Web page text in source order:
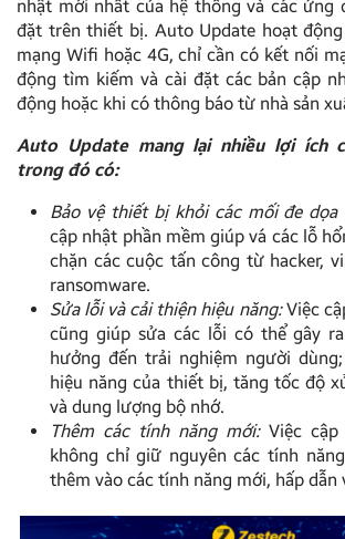
nhật mới nhất của hệ thống và các ứng
đặt trên thiết bị. Auto Update hoạt
mạng Wifi hoặc 4G, chỉ cần có kết nối
động tìm kiếm và cài đặt các bản cập
động hoặc khi có thông báo từ nhà sản
Auto Update mang lại nhiều lợi ích
trong đó có:
Bảo vệ thiết bị khỏi các mối đe dọa
cập nhật phần mềm giúp vá các lỗ
chặn các cuộc tấn công từ hacker,
ransomware.
Sửa lỗi và cải thiện hiệu năng:Việc
cũng giúp sửa các lỗi có thể gây
hưởng đến trải nghiệm người
hiệu năng của thiết bị, tăng tốc độ
và dung lượng bộ nhớ.
Thêm các tính năng mới:Việc cập
không chỉ giữ nguyên các tính
thêm vào các tính năng mới, hấp dẫn